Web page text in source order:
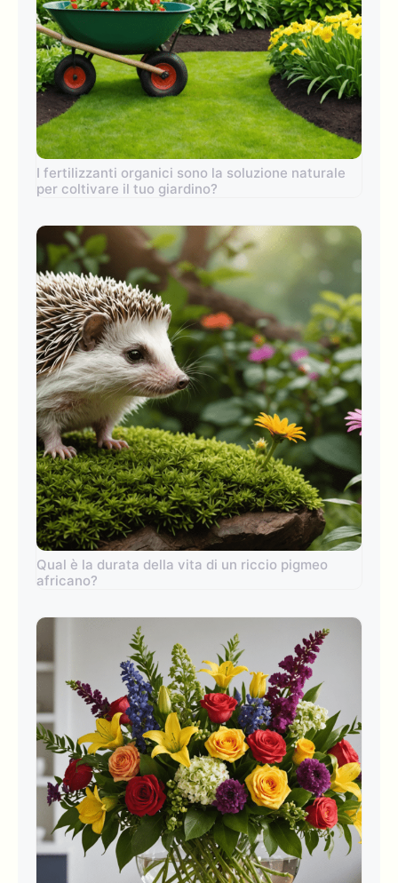
I fertilizzanti organici sono la soluzione naturale
per coltivare il tuo giardino?
Qual è la durata della vita di un riccio pigmeo
africano?